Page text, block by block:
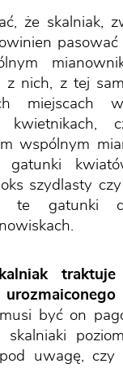
że skalniak,
pasować
z nich, z tej
miejscach
kwietnikach,
wspólnym
szydlasty
te gatunki
być on
uwagę, czy